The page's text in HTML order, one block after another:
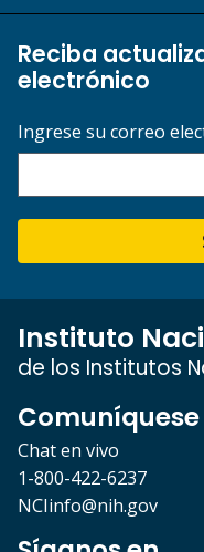
Reciba
electrónico
Ingrese su correo
Instituto
de los Institutos
Comuníquese
Chat en vivo
1-800-422-6237
NCIinfo@nih.gov